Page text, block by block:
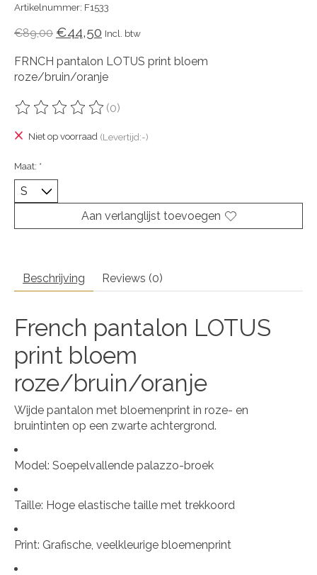
Artikelnummer: F1533
€89,00 €44,50 Incl. btw
FRNCH pantalon LOTUS print bloem
roze/bruin/oranje
De beoordeling van dit product is
(0)
Niet op voorraad (Levertijd:-)
Maat: *
Aan verlanglijst toevoegen
Beschrijving Reviews (0)
French pantalon LOTUS
print bloem
roze/bruin/oranje
Wijde pantalon met bloemenprint in roze- en
bruintinten op een zwarte achtergrond.
Model: Soepelvallende palazzo-broek
Taille: Hoge elastische taille met trekkoord
Print: Grafische, veelkleurige bloemenprint